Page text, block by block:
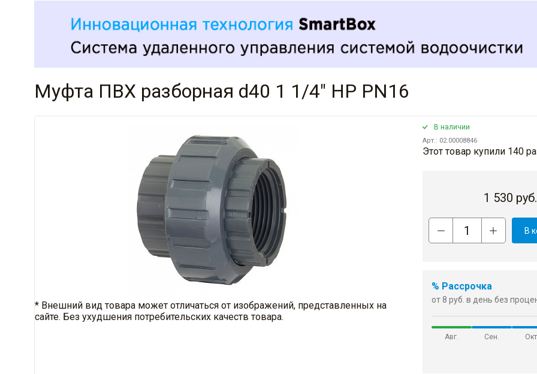
Муфта ПВХ разборная d40 1 1/4" НР PN16
* Внешний вид товара может отличаться от изображений, представленных на
сайте. Без ухудшения потребительских качеств товара.
В наличии
Арт.: 02.00008846
Этот товар купили 140
1 530 руб.
В
% Рассрочка
от 8 руб. в день без
Авг. Сен.